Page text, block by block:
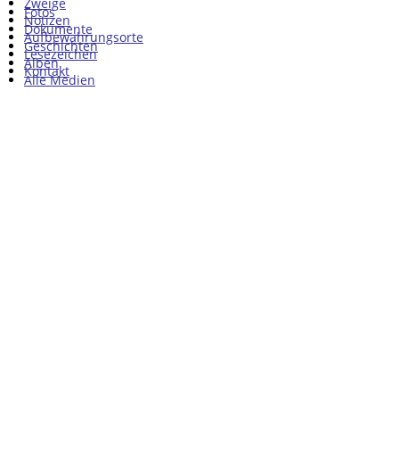
Fotos
Dokumente
Geschichten
Alben
Alle Medien
Notizen
Aufbewahrungsorte
Lesezeichen
Kontakt